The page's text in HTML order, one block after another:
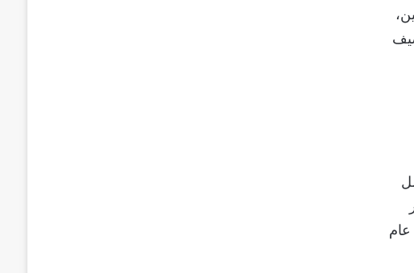
وحصل
عام